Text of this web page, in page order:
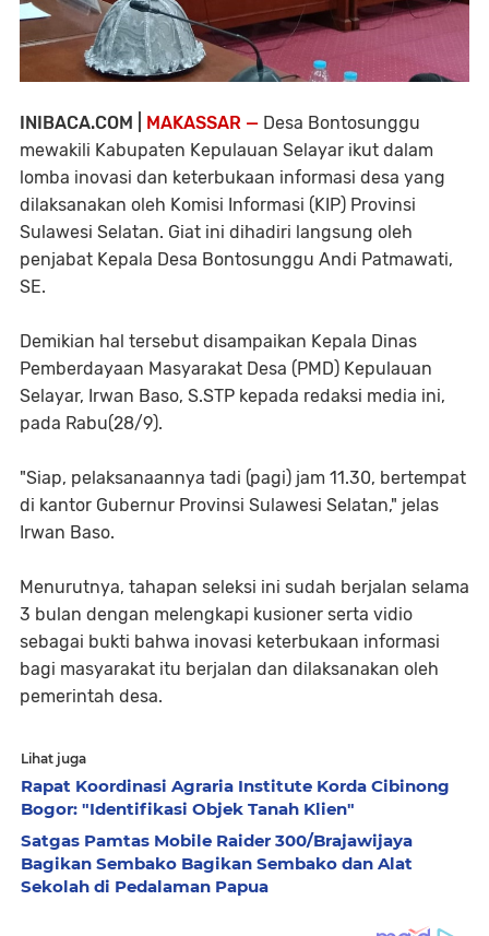
INIBACA.COM | MAKASSAR — Desa Bontosunggu
mewakili Kabupaten Kepulauan Selayar ikut dalam
lomba inovasi dan keterbukaan informasi desa yang
dilaksanakan oleh Komisi Informasi (KIP) Provinsi
Sulawesi Selatan. Giat ini dihadiri langsung oleh
penjabat Kepala Desa Bontosunggu Andi Patmawati,
SE.
Demikian hal tersebut disampaikan Kepala Dinas
Pemberdayaan Masyarakat Desa (PMD) Kepulauan
Selayar, Irwan Baso, S.STP kepada redaksi media ini,
pada Rabu(28/9).
"Siap, pelaksanaannya tadi (pagi) jam 11.30, bertempat
di kantor Gubernur Provinsi Sulawesi Selatan," jelas
Irwan Baso.
Menurutnya, tahapan seleksi ini sudah berjalan selama
3 bulan dengan melengkapi kusioner serta vidio
sebagai bukti bahwa inovasi keterbukaan informasi
bagi masyarakat itu berjalan dan dilaksanakan oleh
pemerintah desa.
Lihat juga
Rapat Koordinasi Agraria Institute Korda Cibinong
Bogor: "Identifikasi Objek Tanah Klien"
Satgas Pamtas Mobile Raider 300/Brajawijaya
Bagikan Sembako Bagikan Sembako dan Alat
Sekolah di Pedalaman Papua